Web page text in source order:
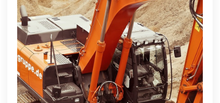
de
chantier
?